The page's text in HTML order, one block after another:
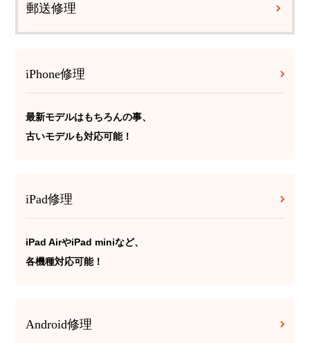
郵送修理
iPhone修理
最新モデルはもちろんの事、
古いモデルも対応可能！
iPad修理
iPad AirやiPad miniなど、
各機種対応可能！
Android修理